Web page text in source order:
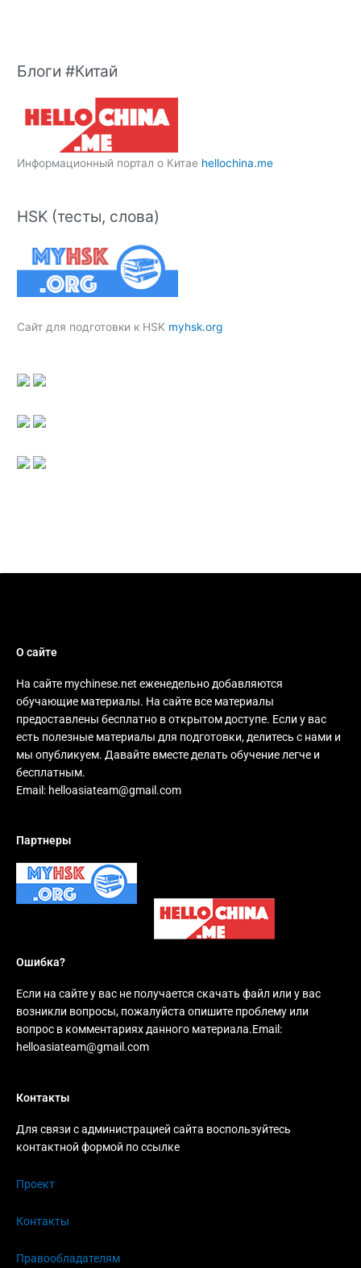
Блоги #Китай
Информационный портал о Китае hellochina.me
HSK (тесты, слова)
Сайт для подготовки к HSK myhsk.org
О сайте
На сайте mychinese.net еженедельно добавляются
обучающие материалы. На сайте все материалы
предоставлены бесплатно в открытом доступе. Если у вас
есть полезные материалы для подготовки, делитесь с нами и
мы опубликуем. Давайте вместе делать обучение легче и
бесплатным.
Email: helloasiateam@gmail.com
Партнеры
Ошибка?
Если на сайте у вас не получается скачать файл или у вас
возникли вопросы, пожалуйста опишите проблему или
вопрос в комментариях данного материала.Email:
helloasiateam@gmail.com
Контакты
Для связи с администрацией сайта воспользуйтесь
контактной формой по ссылке
Проект
Контакты
Правообладателям